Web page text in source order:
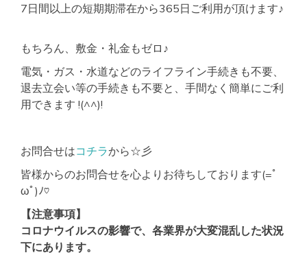
7日間以上の短期期滞在から365日ご利用が頂けます♪
もちろん、敷金・礼金もゼロ♪
電気・ガス・水道などのライフライン手続きも不要、
退去立会い等の手続きも不要と、手間なく簡単にご利
用できます !(^^)!
お問合せはコチラから☆彡
皆様からのお問合せを心よりお待ちしております(=ﾟ
ωﾟ)ﾉ♡
【注意事項】
コロナウイルスの影響で、各業界が大変混乱した状況
下にあります。